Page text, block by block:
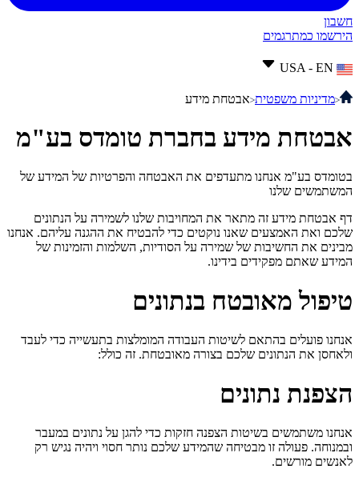
חשבון
הירשמו כמתרגמים
USA - EN
מדיניות משפטית אבטחת מידע
אבטחת מידע בחברת טומדס בע"מ
בטומדס בע"מ אנחנו מתעדפים את האבטחה והפרטיות של המידע של
המשתמשים שלנו
דף אבטחת מידע זה מתאר את המחויבות שלנו לשמירה על הנתונים
שלכם ואת האמצעים שאנו נוקטים כדי להבטיח את ההגנה עליהם. אנחנו
מבינים את החשיבות של שמירה על הסודיות, השלמות והזמינות של
המידע שאתם מפקידים בידינו.
טיפול מאובטח בנתונים
אנחנו פועלים בהתאם לשיטות העבודה המומלצות בתעשייה כדי לעבד
ולאחסן את הנתונים שלכם בצורה מאובטחת. זה כולל:
הצפנת נתונים
אנחנו משתמשים בשיטות הצפנה חזקות כדי להגן על נתונים במעבר
ובמנוחה. פעולה זו מבטיחה שהמידע שלכם נותר חסוי ויהיה נגיש רק
לאנשים מורשים.